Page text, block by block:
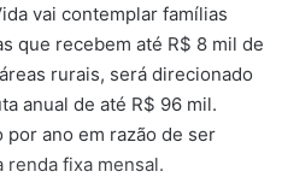
vai contemplar famílias
que recebem até R$ 8 mil de
rurais, será direcionado
anual de até R$ 96 mil.
por ano em razão de ser
fixa mensal.